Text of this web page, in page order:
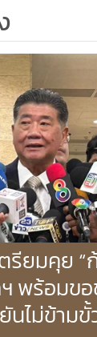
รรคเพื่อไทยไป
จัดตั้งรัฐบาล เพ
ห้ทุกพรรคทุกฝ่า
ป็นเพียงเจตจำ
เงื่อนไขรัฐธรร
อว่าความกังวลข
ารยอมรับ
วหน้าพรรคเพื่อไ
ผิดปกติ เราไปทุ
ายขั้วความขัดแย้
าร่วมรัฐบาล เพร
รียมคุย “
พร้อมข
ไม่ข้าม